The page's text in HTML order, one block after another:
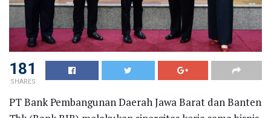
181
SHARES
PT Bank Pembangunan Daerah Jawa Barat dan Banten